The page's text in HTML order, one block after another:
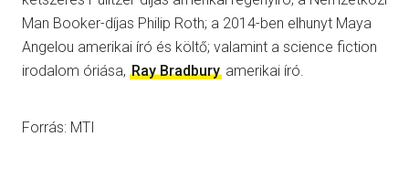
Man Booker-díjas Philip Roth; a 2014-ben elhunyt Maya
Angelou amerikai író és költő; valamint a science fiction
irodalom óriása, Ray Bradbury amerikai író.
Forrás: MTI